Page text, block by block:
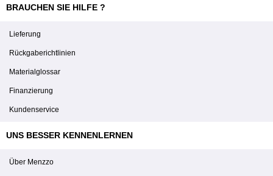
BRAUCHEN SIE HILFE ?
Lieferung
Rückgaberichtlinien
Materialglossar
Finanzierung
Kundenservice
UNS BESSER KENNENLERNEN
Über Menzzo